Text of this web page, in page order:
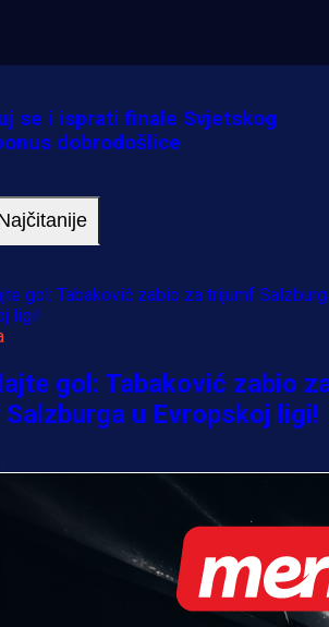
se i isprati finale Svjetskog
dobrodošlice
gol: Tabaković zabio
u Evropskoj ligi!